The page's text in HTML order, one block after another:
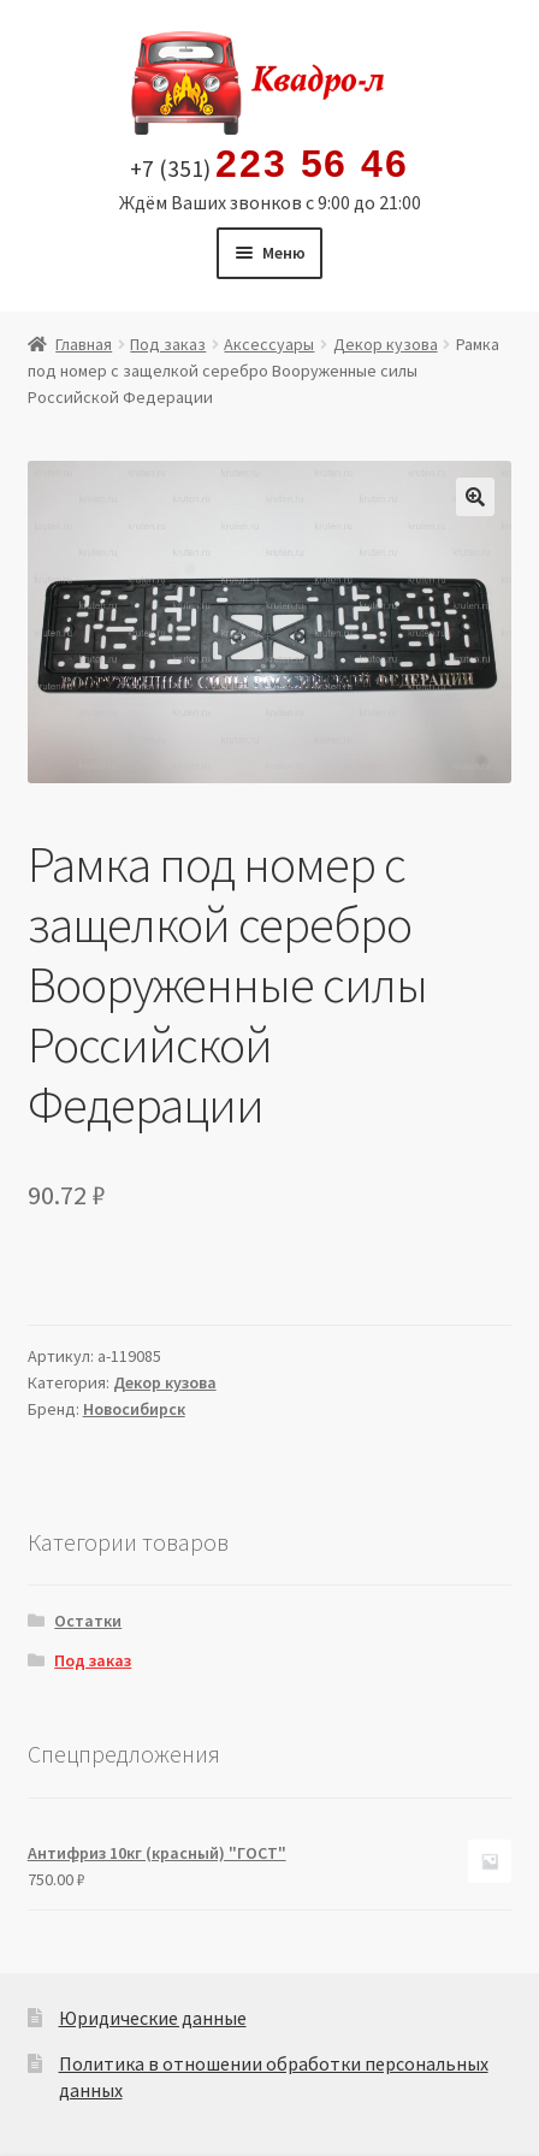
содержимому
+7 (351) 223 56 46
Ждём Ваших звонков с 9:00 до 21:00
Меню
Витрина
Производители
Юридические данные
Главная Под заказ Аксессуары Декор кузова
Рамка
под номер с защелкой серебро Вооруженные силы
Российской Федерации
Рамка под номер с
защелкой серебро
Вооруженные силы
Российской
Федерации
90.72 ₽
Артикул: a-119085
Категория: Декор кузова
Бренд: Новосибирск
Категории товаров
Остатки
Под заказ
Спецпредложения
Антифриз 10кг (красный) "ГОСТ"
750.00₽
Юридические данные
Политика в отношении обработки персональных
данных